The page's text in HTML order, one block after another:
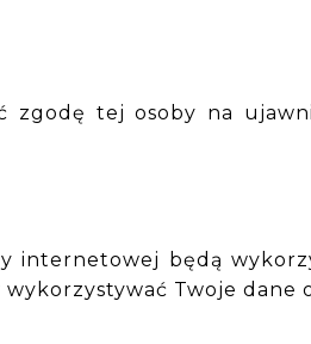
zgodę tej osoby na
internetowej będą
Twoje dane